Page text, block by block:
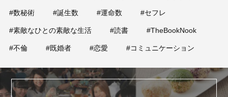
#数秘術 #誕生数 #運命数 #セフレ
#素敵なひとの素敵な生活 #読書 #TheBookNook
#不倫 #既婚者 #恋愛 #コミュニケーション